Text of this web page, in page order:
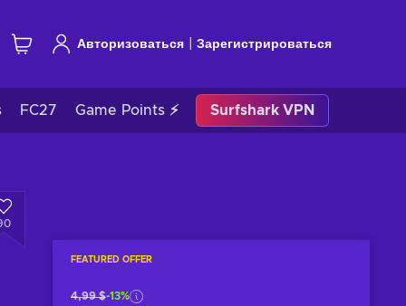
Авторизоваться Зарегистрироваться
FC27 Game Points ⚡ Surfshark VPN
FEATURED OFFER
4,99 $-13%